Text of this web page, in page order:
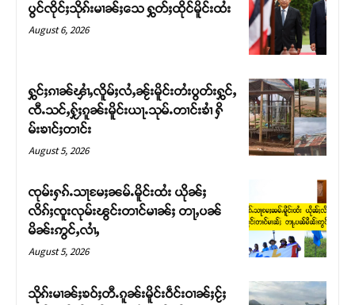
Support SHAN
တႃႇႁႂ်ႈသဵင်ၵၢင်ၸႂ်ၵူၼ်းမိူင်း ၵူႈတီႈၵူႈလႅၼ်ပေႃးတေၸွ
တ်ႇ တူဝ်ႈလုမ်ႈၾႃႉၼၼ်ႉ ၶဝ်ႈႁူမ်ႈၵမ်ႉထႅမ် ၸုမ်းၶၢ
ပွင်ၸိုင်ႈသိုၵ်းမၢၼ်ႈသေ ႁွတ်ႈထိုင်မိူင်းထႆး
August 6, 2026
ႁွင်ႈၵၢၼ်ၾၢႆႇလိူမ်ႈလႆႇၼႂ်းမိူင်းတႆးပွတ်းႁွင်ႇ
ၸီႉသင်ႇႁႂ်ႈၵူၼ်းမိူင်းယႃႉသုမ်ႉတၢင်းၶၢႆ ႁိ
မ်းၶၢင်ႈတၢင်း
August 5, 2026
ၸုမ်းႁၵ်ႉသႃမႄႈၼမ်ႉမိူင်းထႆး ယိုၼ်ႈ
လိၵ်ႈၸူးလုမ်းၽွင်းတၢင်မၢၼ်ႈ တႃႇပၼ်
မိၼ်းဢွင်ႇလၢႆႇ
August 5, 2026
သိုၵ်းမၢၼ်ႈၶဝ်ႈတီႉၵူၼ်းမိူင်းဝဵင်းဝၢၼ်ႈငႂ်ႈ